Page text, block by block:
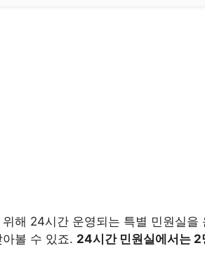
해 24시간 운영되는 특별 민원실
볼 수 있죠. 24시간 민원실에서는 2